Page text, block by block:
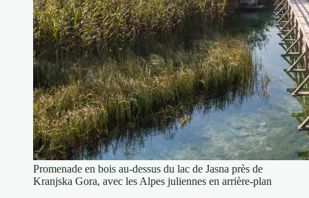
Promenade en bois au-dessus du lac de Jasna près de
Kranjska Gora, avec les Alpes juliennes en arrière-plan